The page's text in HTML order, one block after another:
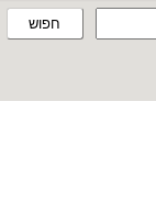
חפוש